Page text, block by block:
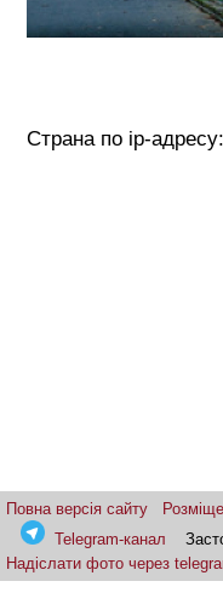
Страна по ip-
Повна версія сайту
Telegram-канал
Надіслати фото через